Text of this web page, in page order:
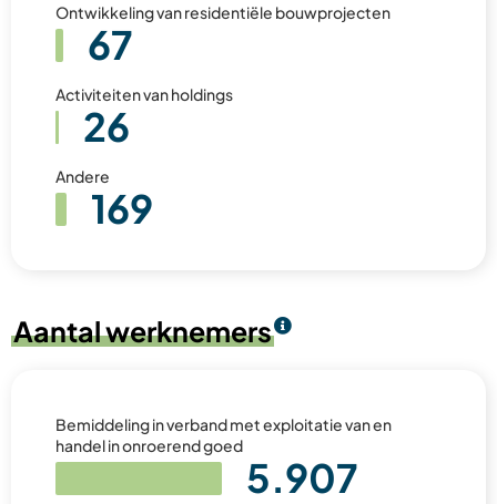
Ontwikkeling van residentiële bouwprojecten
67
Activiteiten van holdings
26
Andere
169
Aantal werknemers
Bemiddeling in verband met exploitatie van en
handel in onroerend goed
5.907